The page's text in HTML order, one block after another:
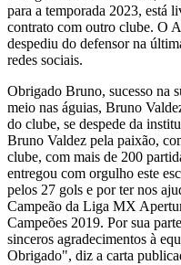
para a temporada 2023, está
contrato com outro clube. O
despediu do defensor na
redes sociais.
Obrigado Bruno, sucesso na
meio nas águias, Bruno
do clube, se despede da
Bruno Valdez pela paixão,
clube, com mais de 200
entregou com orgulho este
pelos 27 gols e por ter nos
Campeão da Liga MX
Campeões 2019. Por sua
sinceros agradecimentos à
Obrigado", diz a carta